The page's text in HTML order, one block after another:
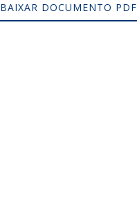
BAIXAR DOCUMENTO PDF